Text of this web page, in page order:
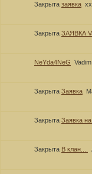
Закрыта заявка
Закрыта ЗАЯВКА
NeYda4NeG
Закрыта Заявка
Закрыта Заявка
Закрыта В клан....